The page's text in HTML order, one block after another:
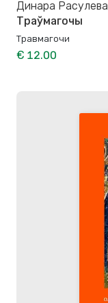
Динара Расулева
Траўмагочы
Травмагочи
€ 12.00